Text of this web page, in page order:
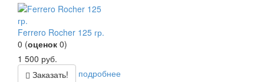
Ferrero Rocher 125 гр.
0 (оценок 0)
1 500 руб.
Заказать!
подробнее